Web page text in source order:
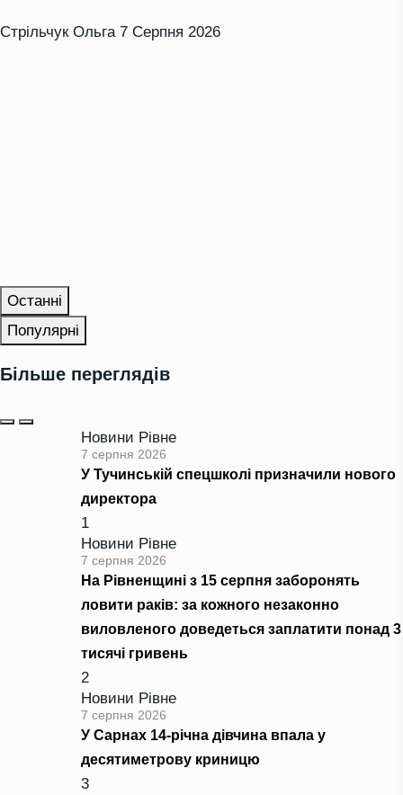
Стрільчук Ольга 7 Серпня 2026
Останні
Популярні
Більше переглядів
Новини Рівне
7 серпня 2026
У Тучинській спецшколі призначили нового
директора
1
Новини Рівне
7 серпня 2026
На Рівненщині з 15 серпня заборонять
ловити раків: за кожного незаконно
виловленого доведеться заплатити понад 3
тисячі гривень
2
Новини Рівне
7 серпня 2026
У Сарнах 14-річна дівчина впала у
десятиметрову криницю
3